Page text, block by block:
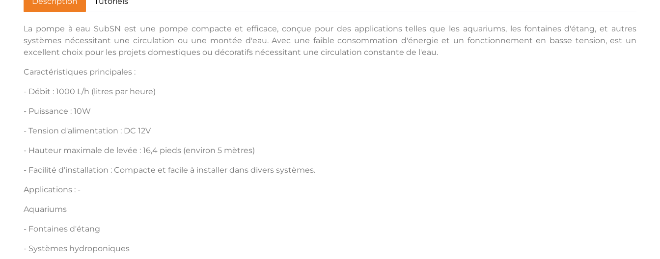
La pompe à eau SubSN est une pompe compacte et efficace, conçue pour des applications telles que les aquariums, les fontaines d'étang, et autres
systèmes nécessitant une circulation ou une montée d'eau. Avec une faible consommation d'énergie et un fonctionnement en basse tension, est un
excellent choix pour les projets domestiques ou décoratifs nécessitant une circulation constante de l'eau.
Caractéristiques principales :
- Débit : 1000 L/h (litres par heure)
- Puissance : 10W
- Tension d'alimentation : DC 12V
- Hauteur maximale de levée : 16,4 pieds (environ 5 mètres)
- Facilité d'installation : Compacte et facile à installer dans divers systèmes.
Applications : -
Aquariums
- Fontaines d'étang
- Systèmes hydroponiques